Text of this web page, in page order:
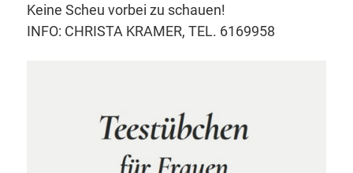
Keine Scheu vorbei zu schauen!
INFO: CHRISTA KRAMER, TEL. 6169958